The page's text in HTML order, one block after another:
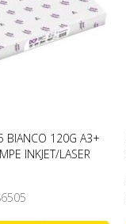
BIANCO 120G A3+
INKJET/LASER